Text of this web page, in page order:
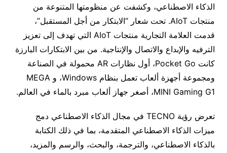
الذكاء الاصطناعي، وكشفت عن منظومتها المتنوعة من
منتجات AIoT. تحت شعار “الابتكار من أجل المستقبل”،
قدمت العلامة التجارية منتجات AIoT التي تهدف إلى تعزيز
الترفيه والإبداع والاتصال والإنتاجية. من بين الابتكارات البارزة
كانت Pocket Go، أول نظارات AR محمولة في الصناعة
ومجموعة أجهزة ألعاب تعمل بنظام Windows، و MEGA
MINI Gaming G1، أصغر جهاز ألعاب مبرد بالماء في العالم.
تعرض رؤية TECNO في مجال الذكاء الاصطناعي دمج
ميزات الذكاء الاصطناعي المتقدمة، بما في ذلك الكتابة
بالذكاء الاصطناعي، والترجمة، والبحث، والرسم والمزيد،